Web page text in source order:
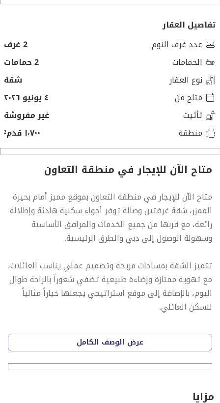
تفاصيل العقار
عدد غرف النوم
2 غرف
الحمامات
2 حمامات
نوع العقار
شقة
متاح من
٤ يونيو ٢٠٢٦
تأثيث
غير مفروشة
منطقة
١٬٧٠٠ قدم²
متاح الآن للإيجار في منطقة التعاون
متاح الآن للإيجار في منطقة التعاون بموقع مميز أمام بحيرة
الممزر، شقة غرفتين وصالة توفر أجواء سكنية هادئة وإطلالة
رائعة، مع قربها من جميع الخدمات والمرافق الأساسية
وسهولة الوصول إلى دبي والطرق الرئيسية.
تتميز الشقة بمساحات مريحة وتصميم عملي يناسب العائلات،
مع تهوية ممتازة وإضاءة طبيعية تضفي شعوراً بالراحة طوال
اليوم، بالإضافة إلى موقع استراتيجي يجعلها خياراً مثالياً
للسكن العائلي.
تفاصيل الشقة:
غرفتين نوم بمساحات جيدة
عرض الوصف الكامل
مزايا